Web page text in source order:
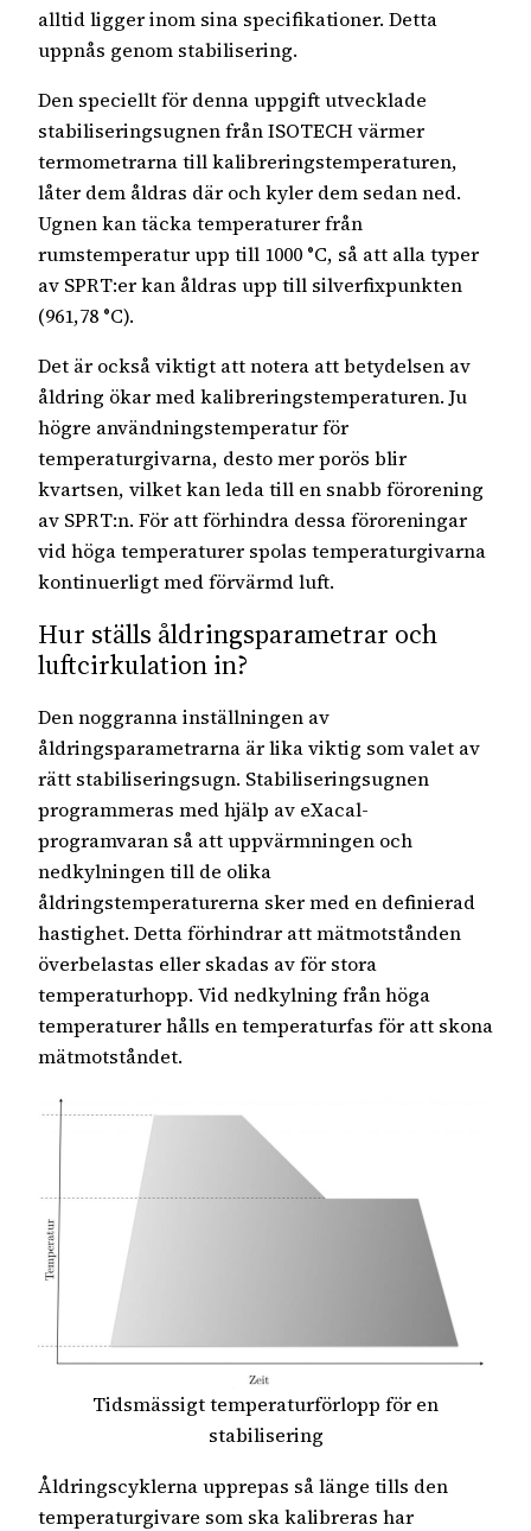
alltid ligger inom sina specifikationer. Detta
uppnås genom stabilisering.
Den speciellt för denna uppgift utvecklade
stabiliseringsugnen från ISOTECH värmer
termometrarna till kalibreringstemperaturen,
låter dem åldras där och kyler dem sedan ned.
Ugnen kan täcka temperaturer från
rumstemperatur upp till 1000 °C, så att alla typer
av SPRT:er kan åldras upp till silverfixpunkten
(961,78 °C).
Det är också viktigt att notera att betydelsen av
åldring ökar med kalibreringstemperaturen. Ju
högre användningstemperatur för
temperaturgivarna, desto mer porös blir
kvartsen, vilket kan leda till en snabb förorening
av SPRT:n. För att förhindra dessa föroreningar
vid höga temperaturer spolas temperaturgivarna
kontinuerligt med förvärmd luft.
Hur ställs åldringsparametrar och
luftcirkulation in?
Den noggranna inställningen av
åldringsparametrarna är lika viktig som valet av
rätt stabiliseringsugn. Stabiliseringsugnen
programmeras med hjälp av eXacal-
programvaran så att uppvärmningen och
nedkylningen till de olika
åldringstemperaturerna sker med en definierad
hastighet. Detta förhindrar att mätmotstånden
överbelastas eller skadas av för stora
temperaturhopp. Vid nedkylning från höga
temperaturer hålls en temperaturfas för att skona
mätmotståndet.
Tidsmässigt temperaturförlopp för en
stabilisering
Åldringscyklerna upprepas så länge tills den
temperaturgivare som ska kalibreras har